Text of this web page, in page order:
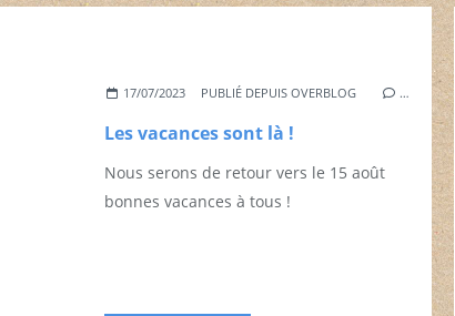
17/07/2023 PUBLIÉ DEPUIS OVERBLOG …
Les vacances sont là !
Nous serons de retour vers le 15 août
bonnes vacances à tous !